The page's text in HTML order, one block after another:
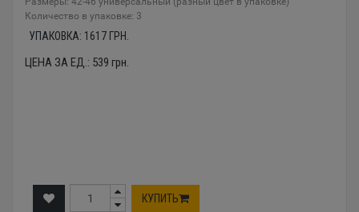
Количество в упаковке: 3
УПАКОВКА: 1617 ГРН.
ЦЕНА ЗА ЕД.: 539 грн.
КУПИТЬ